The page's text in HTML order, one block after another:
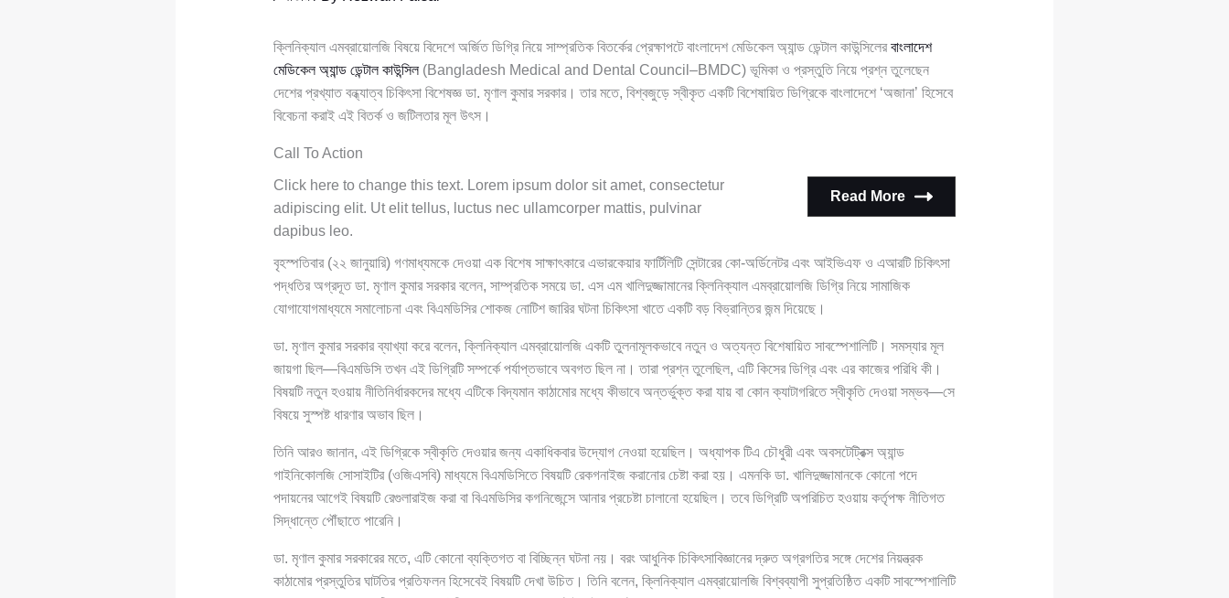
ক্লিনিক্যাল এমব্রায়োলজি বিষয়ে বিদেশে অর্জিত ডিগ্রি নিয়ে সাম্প্রতিক বিতর্কের প্রেক্ষাপটে বাংলাদেশ মেডিকেল অ্যান্ড ডেন্টাল কাউন্সিলেরবাংলাদেশ
মেডিকেল অ্যান্ড ডেন্টাল কাউন্সিল(Bangladesh Medical and Dental Council–BMDC) ভূমিকা ও প্রস্তুতি নিয়ে প্রশ্ন তুলেছেন
দেশের প্রখ্যাত বন্ধ্যাত্ব চিকিৎসা বিশেষজ্ঞ ডা. মৃণাল কুমার সরকার। তার মতে, বিশ্বজুড়ে স্বীকৃত একটি বিশেষায়িত ডিগ্রিকে বাংলাদেশে ‘অজানা’ হিসেবে
বিবেচনা করাই এই বিতর্ক ও জটিলতার মূল উৎস।
Call To Action
Click here to change this text. Lorem ipsum dolor sit amet, consectetur
adipiscing elit. Ut elit tellus, luctus nec ullamcorper mattis, pulvinar
dapibus leo.
Read More
বৃহস্পতিবার (২২ জানুয়ারি) গণমাধ্যমকে দেওয়া এক বিশেষ সাক্ষাৎকারে এভারকেয়ার ফার্টিলিটি সেন্টারের কো-অর্ডিনেটর এবং আইভিএফ ও এআরটি চিকিৎসা
পদ্ধতির অগ্রদূত ডা. মৃণাল কুমার সরকার বলেন, সাম্প্রতিক সময়ে ডা. এস এম খালিদুজ্জামানের ক্লিনিক্যাল এমব্রায়োলজি ডিগ্রি নিয়ে সামাজিক
যোগাযোগমাধ্যমে সমালোচনা এবং বিএমডিসির শোকজ নোটিশ জারির ঘটনা চিকিৎসা খাতে একটি বড় বিভ্রান্তির জন্ম দিয়েছে।
ডা. মৃণাল কুমার সরকার ব্যাখ্যা করে বলেন, ক্লিনিক্যাল এমব্রায়োলজি একটি তুলনামূলকভাবে নতুন ও অত্যন্ত বিশেষায়িত সাবস্পেশালিটি। সমস্যার মূল
জায়গা ছিল—বিএমডিসি তখন এই ডিগ্রিটি সম্পর্কে পর্যাপ্তভাবে অবগত ছিল না। তারা প্রশ্ন তুলেছিল, এটি কিসের ডিগ্রি এবং এর কাজের পরিধি কী।
বিষয়টি নতুন হওয়ায় নীতিনির্ধারকদের মধ্যে এটিকে বিদ্যমান কাঠামোর মধ্যে কীভাবে অন্তর্ভুক্ত করা যায় বা কোন ক্যাটাগরিতে স্বীকৃতি দেওয়া সম্ভব—সে
বিষয়ে সুস্পষ্ট ধারণার অভাব ছিল।
তিনি আরও জানান, এই ডিগ্রিকে স্বীকৃতি দেওয়ার জন্য একাধিকবার উদ্যোগ নেওয়া হয়েছিল। অধ্যাপক টিএ চৌধুরী এবং অবসটেট্রিক্স অ্যান্ড
গাইনিকোলজি সোসাইটির (ওজিএসবি) মাধ্যমে বিএমডিসিতে বিষয়টি রেকগনাইজ করানোর চেষ্টা করা হয়। এমনকি ডা. খালিদুজ্জামানকে কোনো পদে
পদায়নের আগেই বিষয়টি রেগুলারাইজ করা বা বিএমডিসির কগনিজেন্সে আনার প্রচেষ্টা চালানো হয়েছিল। তবে ডিগ্রিটি অপরিচিত হওয়ায় কর্তৃপক্ষ নীতিগত
সিদ্ধান্তে পৌঁছাতে পারেনি।
ডা. মৃণাল কুমার সরকারের মতে, এটি কোনো ব্যক্তিগত বা বিচ্ছিন্ন ঘটনা নয়। বরং আধুনিক চিকিৎসাবিজ্ঞানের দ্রুত অগ্রগতির সঙ্গে দেশের নিয়ন্ত্রক
কাঠামোর প্রস্তুতির ঘাটতির প্রতিফলন হিসেবেই বিষয়টি দেখা উচিত। তিনি বলেন, ক্লিনিক্যাল এমব্রায়োলজি বিশ্বব্যাপী সুপ্রতিষ্ঠিত একটি সাবস্পেশালিটি